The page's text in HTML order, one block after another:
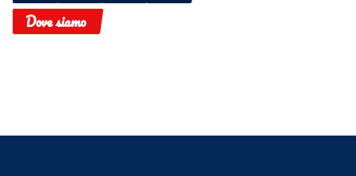
Dove siamo